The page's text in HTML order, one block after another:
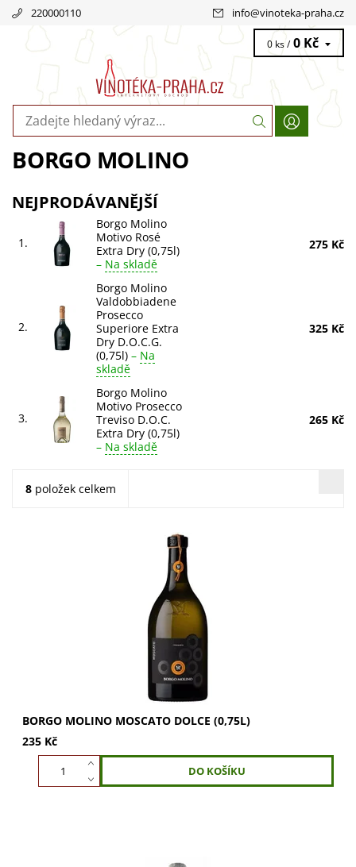
220000110 info@vinoteka-praha.cz
0 ks / 0 Kč
BORGO MOLINO
NEJPRODÁVANĚJŠÍ
1.
Borgo Molino
Motivo Rosé
Extra Dry (0,75l)
– Na skladě
275 Kč
2.
Borgo Molino
Valdobbiadene
Prosecco
Superiore Extra
Dry D.O.C.G.
(0,75l) – Na
skladě
325 Kč
3.
Borgo Molino
Motivo Prosecco
Treviso D.O.C.
Extra Dry (0,75l)
– Na skladě
265 Kč
8 položek celkem
Borgo Molino Moscato Dolce: jemně sladké, svěží a
vyvážené bílé víno z 100% odrůdy Moscato. Opojná vůně
květů a ovoce. Ideální k dezertům....
BORGO MOLINO MOSCATO DOLCE (0,75L)
235 Kč